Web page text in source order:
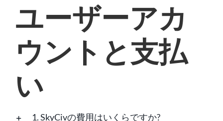
ユーザーアカ
ウントと支払
い
1. SkyCivの費用はいくらですか?